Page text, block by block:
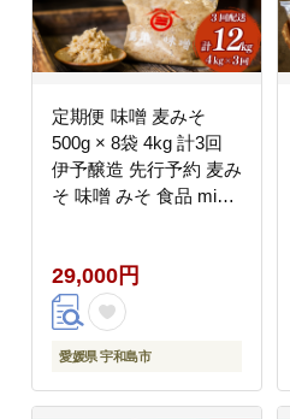
定期便 味噌 麦みそ
500g × 8袋 4kg 計3回
伊予醸造 先行予約 麦み
そ 味噌 みそ 食品 miso
料 麦 麹 こうじ 味噌汁
みそ汁 お味噌汁 豚汁
汁 しる 焼き 味噌おに
ぎり おにぎり 和食 和
和島 J029-107002
29,000円
愛媛県 宇和島市